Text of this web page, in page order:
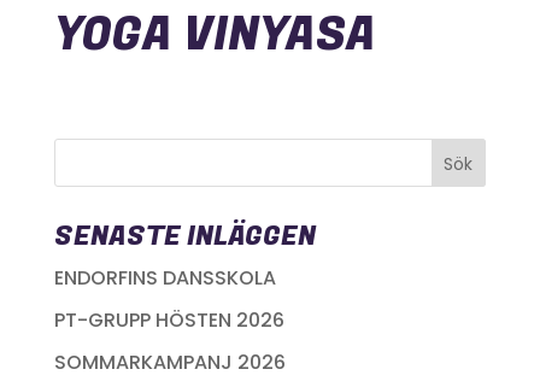
YOGA VINYASA
SENASTE INLÄGGEN
ENDORFINS DANSSKOLA
PT-GRUPP HÖSTEN 2026
SOMMARKAMPANJ 2026